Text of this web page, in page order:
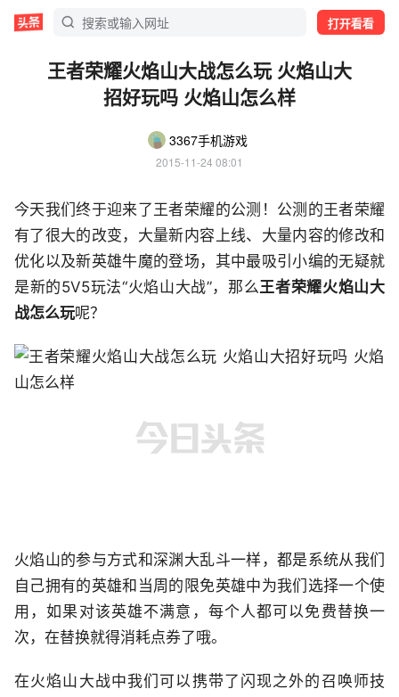
打开看看
王者荣耀火焰山大战怎么玩 火焰山大
招好玩吗 火焰山怎么样
3367手机游戏
2015-11-24 08:01
今天我们终于迎来了王者荣耀的公测！公测的王者荣耀
有了很大的改变，大量新内容上线、大量内容的修改和
优化以及新英雄牛魔的登场，其中最吸引小编的无疑就
是新的5V5玩法“火焰山大战”，那么王者荣耀火焰山大
战怎么玩呢？
火焰山的参与方式和深渊大乱斗一样，都是系统从我们
自己拥有的英雄和当周的限免英雄中为我们选择一个使
用，如果对该英雄不满意，每个人都可以免费替换一
次，在替换就得消耗点券了哦。
在火焰山大战中我们可以携带了闪现之外的召唤师技